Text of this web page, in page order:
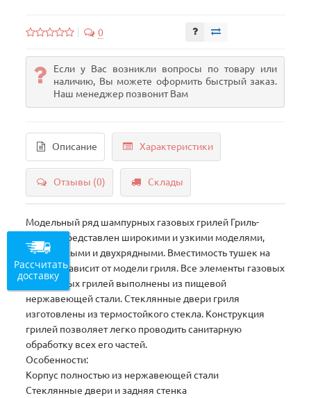
0
Если у Вас возникли вопросы по товару или
наличию, Вы можете оформить быстрый заказ.
Наш менеджер позвонит Вам
Описание Характеристики
Отзывы (0) Склады
Модельный ряд шампурных газовых грилей Гриль-
Мастер представлен широкими и узкими моделями,
однорядными и двухрядными. Вместимость тушек на
шампур зависит от модели гриля. Все элементы газовых
шампурных грилей выполнены из пищевой
нержавеющей стали. Стеклянные двери гриля
изготовлены из термостойкого стекла. Конструкция
грилей позволяет легко проводить санитарную
обработку всех его частей.
Особенности:
Корпус полностью из нержавеющей стали
Стеклянные двери и задняя стенка
Рассчитать
доставку